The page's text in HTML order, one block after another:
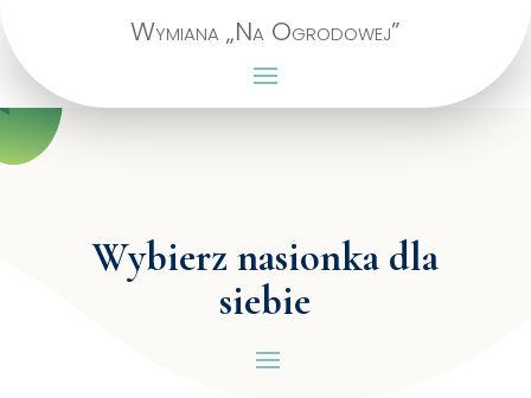
Wymiana „Na Ogrodowej”
Wybierz nasionka dla
siebie